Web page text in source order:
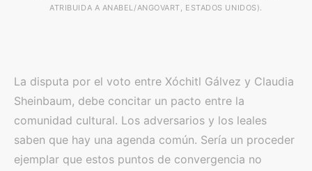
ATRIBUIDA A ANABEL/ANGOVART, ESTADOS UNIDOS).
La disputa por el voto entre Xóchitl Gálvez y Claudia
Sheinbaum, debe concitar un pacto entre la
comunidad cultural. Los adversarios y los leales
saben que hay una agenda común. Sería un proceder
ejemplar que estos puntos de convergencia no